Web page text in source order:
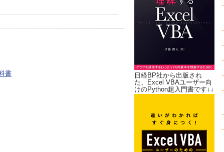
書
日経BP社から出版され
た、Excel VBAユーザー向
けのPython超入門書です↓↓